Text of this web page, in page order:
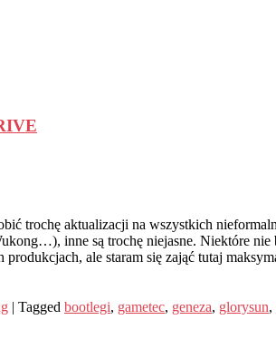
trochę aktualizacji na wszystkich
inne są trochę niejasne. Niektóre
ale staram się zająć tutaj
| Tagged bootlegi, gametec, geneza, glorysun,